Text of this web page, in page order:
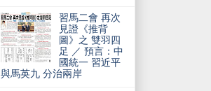
習馬二會 再次
見證《推背
圖》之 雙羽四
足 ／ 預言：中
國統一 習近平
與馬英九 分治兩岸